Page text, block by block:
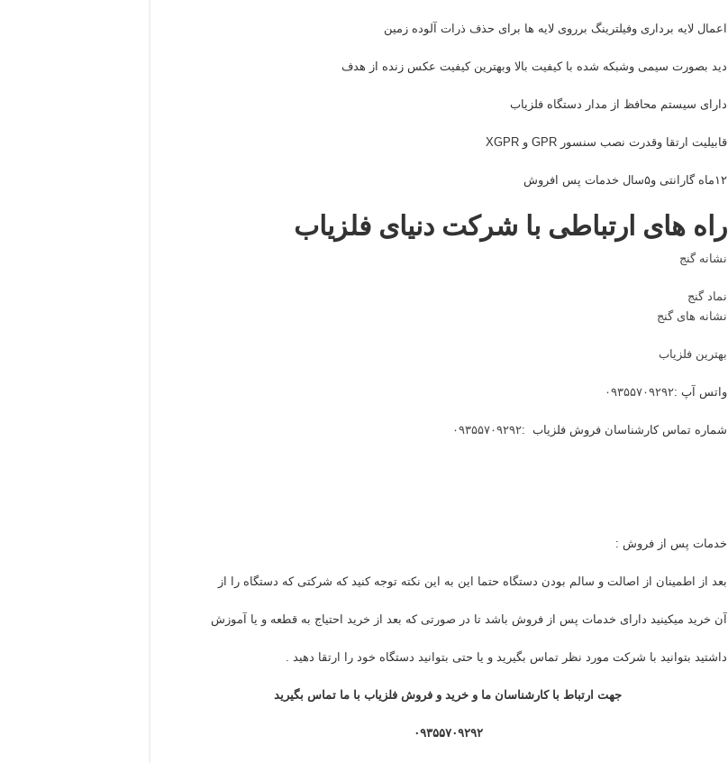
اعمال لایه برداری وفیلترینگ برروی لایه ها برای حذف ذرات آلوده زمین
دید بصورت سیمی وشبکه شده با کیفیت بالا وبهترین کیفیت عکس زنده از هدف
دارای سیستم محافظ از مدار دستگاه فلزیاب
قابیلیت ارتقا وقدرت نصب سنسور GPR و XGPR
۱۲ماه گارانتی و۵سال خدمات پس افروش
راه های ارتباطی با شرکت دنیای فلزیاب
نشانه گنج
نماد گنج
نشانه های گنج
بهترین فلزیاب
واتس آپ :۰۹۳۵۵۷۰۹۲۹۲
شماره تماس کارشناسان فروش فلزیاب :۰۹۳۵۵۷۰۹۲۹۲
خدمات پس از فروش :
بعد از اطمینان از اصالت و سالم بودن دستگاه حتما این به این نکته توجه کنید که شرکتی که دستگاه را از
آن خرید میکینید دارای خدمات پس از فروش باشد تا در صورتی که بعد از خرید احتیاج به قطعه و یا آموزش
داشتید بتوانید با شرکت مورد نظر تماس بگیرید و یا حتی بتوانید دستگاه خود را ارتقا دهید .
جهت ارتباط با کارشناسان ما و خرید و فروش فلزیاب با ما تماس بگیرید
۰۹۳۵۵۷۰۹۲۹۲